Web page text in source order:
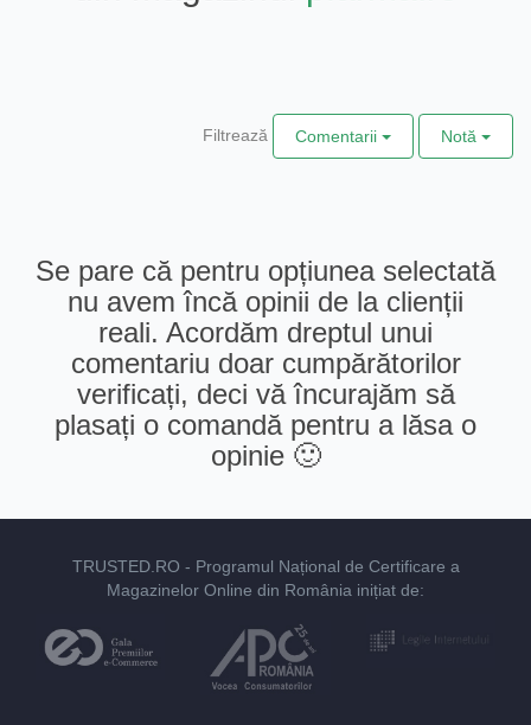
Filtrează Comentarii Notă
Se pare că pentru opțiunea selectată
nu avem încă opinii de la clienții
reali. Acordăm dreptul unui
comentariu doar cumpărătorilor
verificați, deci vă încurajăm să
plasați o comandă pentru a lăsa o
opinie 🙂
TRUSTED.RO - Programul Național de Certificare a
Magazinelor Online din România inițiat de: